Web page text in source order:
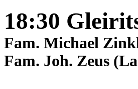
18:30
Fam. Michael
Fam. Joh. Zeus